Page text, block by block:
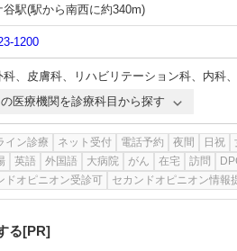
谷駅(駅から南西に約340m)
1200
科、 皮膚科、 リハビリテーション科、 内科、
医療機関を診療科目から探す
イン診療 ネット受付 電話予約 夜間 日祝
英語 外国語 大病院 がん 在宅 訪問
ドオピニオン受診可
セカンドオピニオン情報
る[PR]